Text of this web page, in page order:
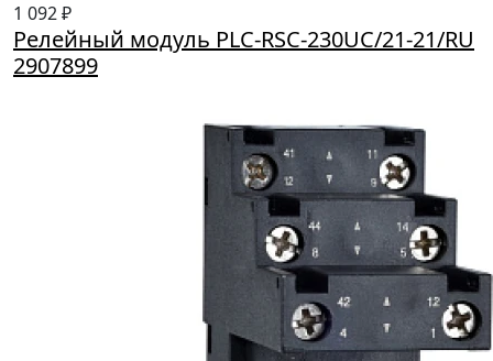
1 092 ₽
Релейный модуль PLC-RSC-230UC/21-21/RU
2907899